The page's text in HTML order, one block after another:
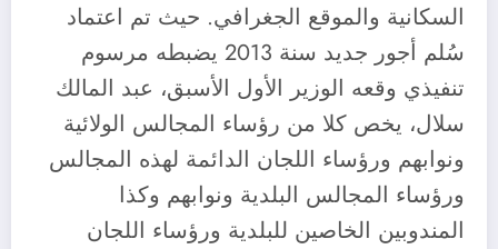
السكانية والموقع الجغرافي. حيث تم اعتماد
سُلم أجور جديد سنة 2013 يضبطه مرسوم
تنفيذي وقعه الوزير الأول الأسبق، عبد المالك
سلال، يخص كلا من رؤساء المجالس الولائية
ونوابهم ورؤساء اللجان الدائمة لهذه المجالس
ورؤساء المجالس البلدية ونوابهم وكذا
المندوبين الخاصين للبلدية ورؤساء اللجان